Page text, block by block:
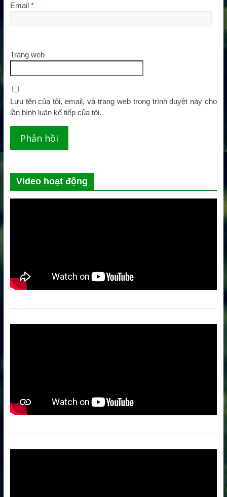
Email *
Trang web
Lưu tên của tôi, email, và trang web trong trình duyệt này cho
lần bình luận kế tiếp của tôi.
Video hoạt động